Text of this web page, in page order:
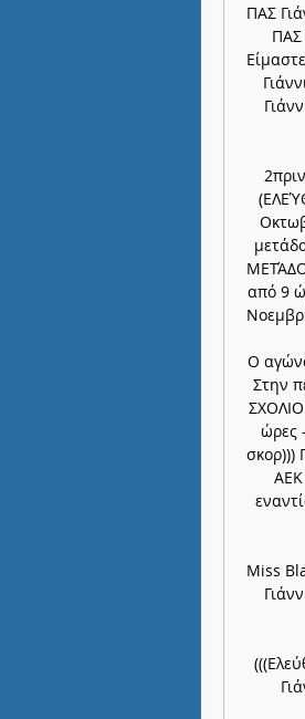
ΠΑΣ
ΠΑΣ
από 9
Ο
Στην
ώρες
σκορ)))
Miss